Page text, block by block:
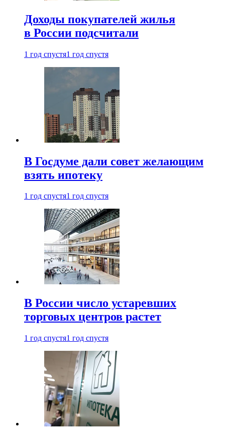
Доходы покупателей жилья
в России подсчитали
1 год спустя1 год спустя
В Госдуме дали совет желающим
взять ипотеку
1 год спустя1 год спустя
В России число устаревших
торговых центров растет
1 год спустя1 год спустя